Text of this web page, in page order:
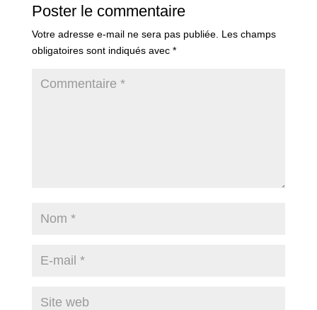
Poster le commentaire
Votre adresse e-mail ne sera pas publiée. Les champs
obligatoires sont indiqués avec *